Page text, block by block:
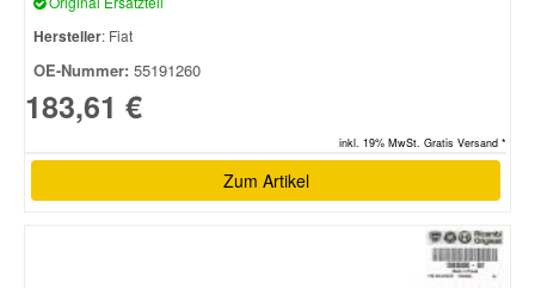
Hersteller: Fiat
OE-Nummer: 55191260
183,61 €
inkl. 19% MwSt. Gratis Versand *
Zum Artikel